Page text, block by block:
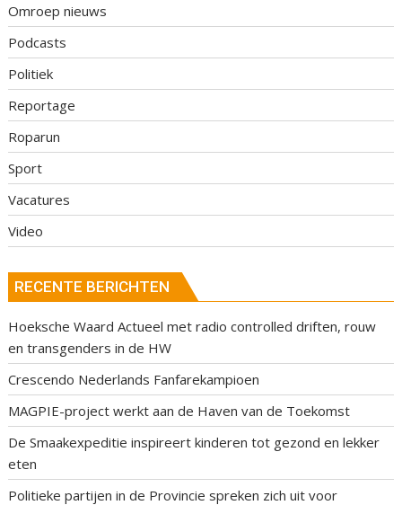
Omroep nieuws
Podcasts
Politiek
Reportage
Roparun
Sport
Vacatures
Video
RECENTE BERICHTEN
Hoeksche Waard Actueel met radio controlled driften, rouw
en transgenders in de HW
Crescendo Nederlands Fanfarekampioen
MAGPIE-project werkt aan de Haven van de Toekomst
De Smaakexpeditie inspireert kinderen tot gezond en lekker
eten
Politieke partijen in de Provincie spreken zich uit voor